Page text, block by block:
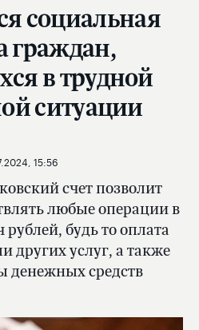
социальная
граждан,
в трудной
ситуации
счет позволит
любые операции в
будь то оплата
других услуг, а также
денежных средств
15:56